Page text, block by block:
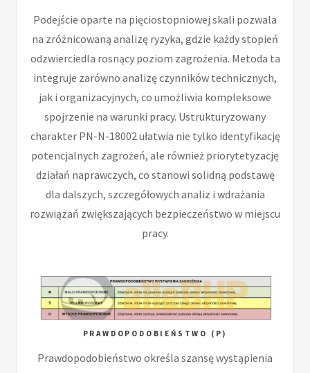
Podejście oparte na pięciostopniowej skali pozwala
na zróżnicowaną analizę ryzyka, gdzie każdy stopień
odzwierciedla rosnący poziom zagrożenia. Metoda ta
integruje zarówno analizę czynników technicznych,
jak i organizacyjnych, co umożliwia kompleksowe
spojrzenie na warunki pracy. Ustrukturyzowany
charakter PN-N-18002 ułatwia nie tylko identyfikację
potencjalnych zagrożeń, ale również priorytetyzację
działań naprawczych, co stanowi solidną podstawę
dla dalszych, szczegółowych analiz i wdrażania
rozwiązań zwiększających bezpieczeństwo w miejscu
pracy.
PRAWDOPODOBIEŃSTWO (P)
Prawdopodobieństwo określa szansę wystąpienia